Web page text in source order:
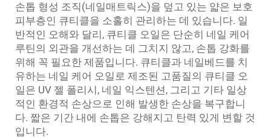
손톱 형성 조직(네일매트릭스)을 덮고 있는 얇은 보호
피부층인 큐티클을 소홀히 관리하는 데 있습니다. 일
반적인 오해와 달리, 큐티클 오일은 단순히 네일 케어
루틴의 외관을 개선하는 데 그치지 않고, 손톱 강화를
위해 꼭 필요한 제품입니다. 큐티클과 네일베드를 치
유하는 네일 케어 오일로 제조된 고품질의 큐티클 오
일은 UV 젤 폴리시, 네일 익스텐션, 그리고 기타 일상
적인 환경적 손상으로 인해 발생한 손상을 복구합니
다. 짧은 기간 내에 손톱은 강해지고 탄력 있게 변할 것
입니다.